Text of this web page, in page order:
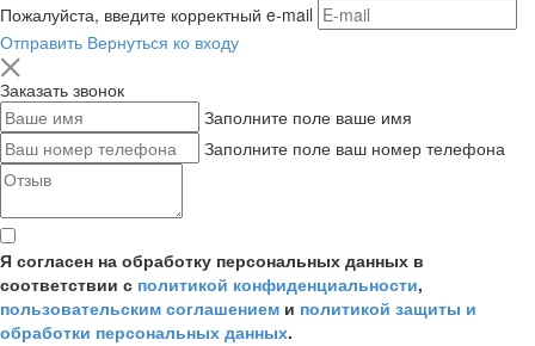
Пожалуйста, введите корректный e-mail
Отправить Вернуться ко входу
Заказать звонок
Заполните поле ваше имя
Заполните поле ваш номер телефона
Я согласен на обработку персональных данных в
соответствии с политикой конфиденциальности,
пользовательским соглашением и политикой защиты и
обработки персональных данных.